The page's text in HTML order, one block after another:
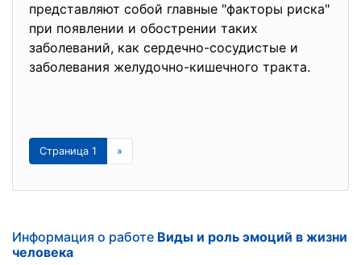
представляют собой главные "факторы риска"
при появлении и обострении таких
заболеваний, как сердечно-сосудистые и
заболевания желудочно-кишечного тракта.
Страница 1 »
Информация о работе Виды и роль эмоций в жизни
человека